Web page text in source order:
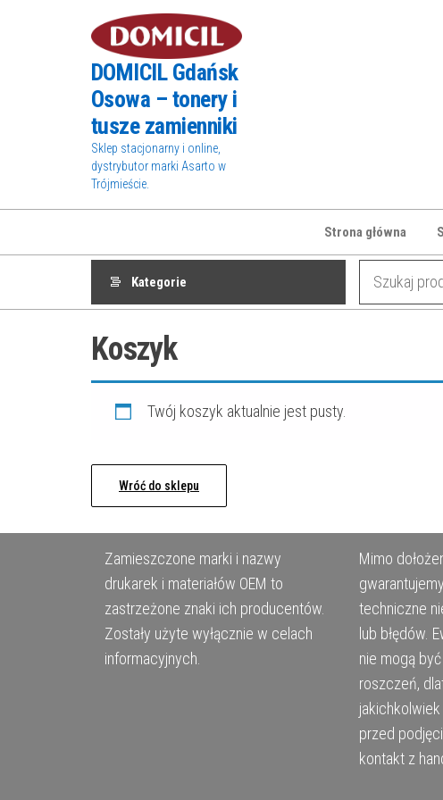
DOMICIL Gdańsk
Osowa – tonery i
tusze zamienniki
Sklep stacjonarny i online,
dystrybutor marki Asarto w
Trójmieście.
Strona główna
Kategorie
Koszyk
Twój koszyk aktualnie jest pusty.
Wróć do sklepu
Zamieszczone marki i nazwy
drukarek i materiałów OEM to
zastrzeżone znaki ich producentów.
Zostały użyte wyłącznie w celach
informacyjnych.
Mimo
techniczne
lub błędów.
nie mogą
roszczeń,
przed
kontakt z